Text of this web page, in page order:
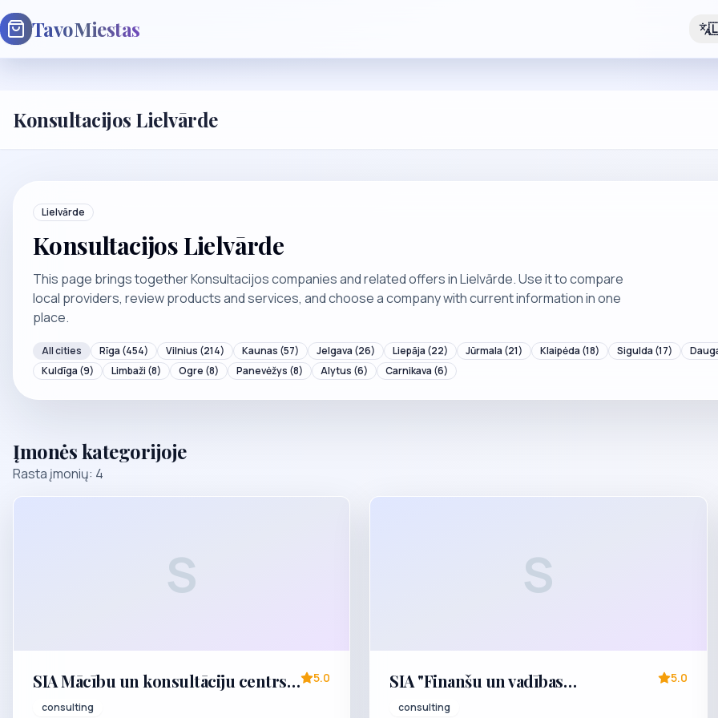
TavoMiestas
Konsultacijos Lielvārde
Lielvārde
Konsultacijos Lielvārde
This page brings together Konsultacijos companies and related offers in Lielvārde. Use it to compare
local providers, review products and services, and choose a company with current information in one
place.
All cities Rīga (454) Vilnius (214) Kaunas (57) Jelgava (26) Liepāja (22) Jūrmala (21) Klaipėda (18) Sigulda (17)
Kuldīga (9) Limbaži (8) Ogre (8) Panevėžys (8) Alytus (6) Carnikava (6)
Įmonės kategorijoje
Rasta įmonių: 4
S
SIA Mācību un konsultāciju centrs
"Samtija"
consulting
5.0
S
SIA "Finanšu un vadības
konsultācijas"
consulting
5.0